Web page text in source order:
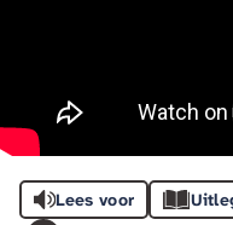
Lees voor